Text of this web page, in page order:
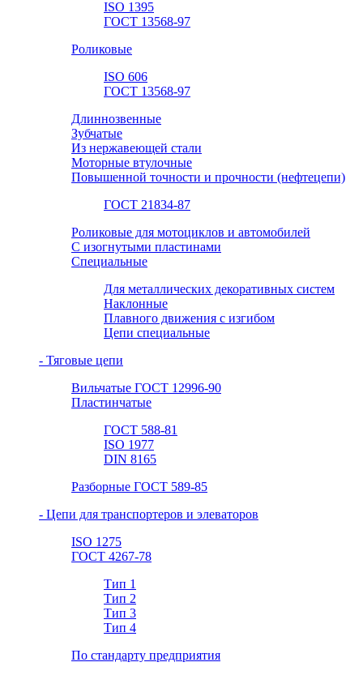
ISO 1395
ГОСТ 13568-97
Роликовые
ISO 606
ГОСТ 13568-97
Длиннозвенные
Зубчатые
Из нержавеющей стали
Моторные втулочные
Повышенной точности и прочности (нефтецепи)
ГОСТ 21834-87
Роликовые для мотоциклов и автомобилей
С изогнутыми пластинами
Специальные
Для металлических декоративных систем
Наклонные
Плавного движения с изгибом
Цепи специальные
- Тяговые цепи
Вильчатые ГОСТ 12996-90
Пластинчатые
ГОСТ 588-81
ISO 1977
DIN 8165
Разборные ГОСТ 589-85
- Цепи для транспортеров и элеваторов
ISO 1275
ГОСТ 4267-78
Тип 1
Тип 2
Тип 3
Тип 4
По стандарту предприятия